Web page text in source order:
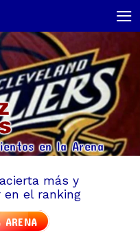
≡
en la Arena
más y
el ranking
ARENA